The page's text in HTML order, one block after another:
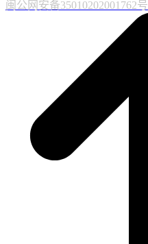
闽公网安备35010202001762号